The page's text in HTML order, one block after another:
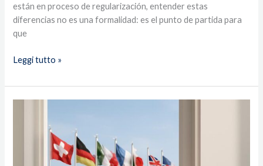
están en proceso de regularización, entender estas
diferencias no es una formalidad: es el punto de partida para
que
Leggi tutto »
expediente